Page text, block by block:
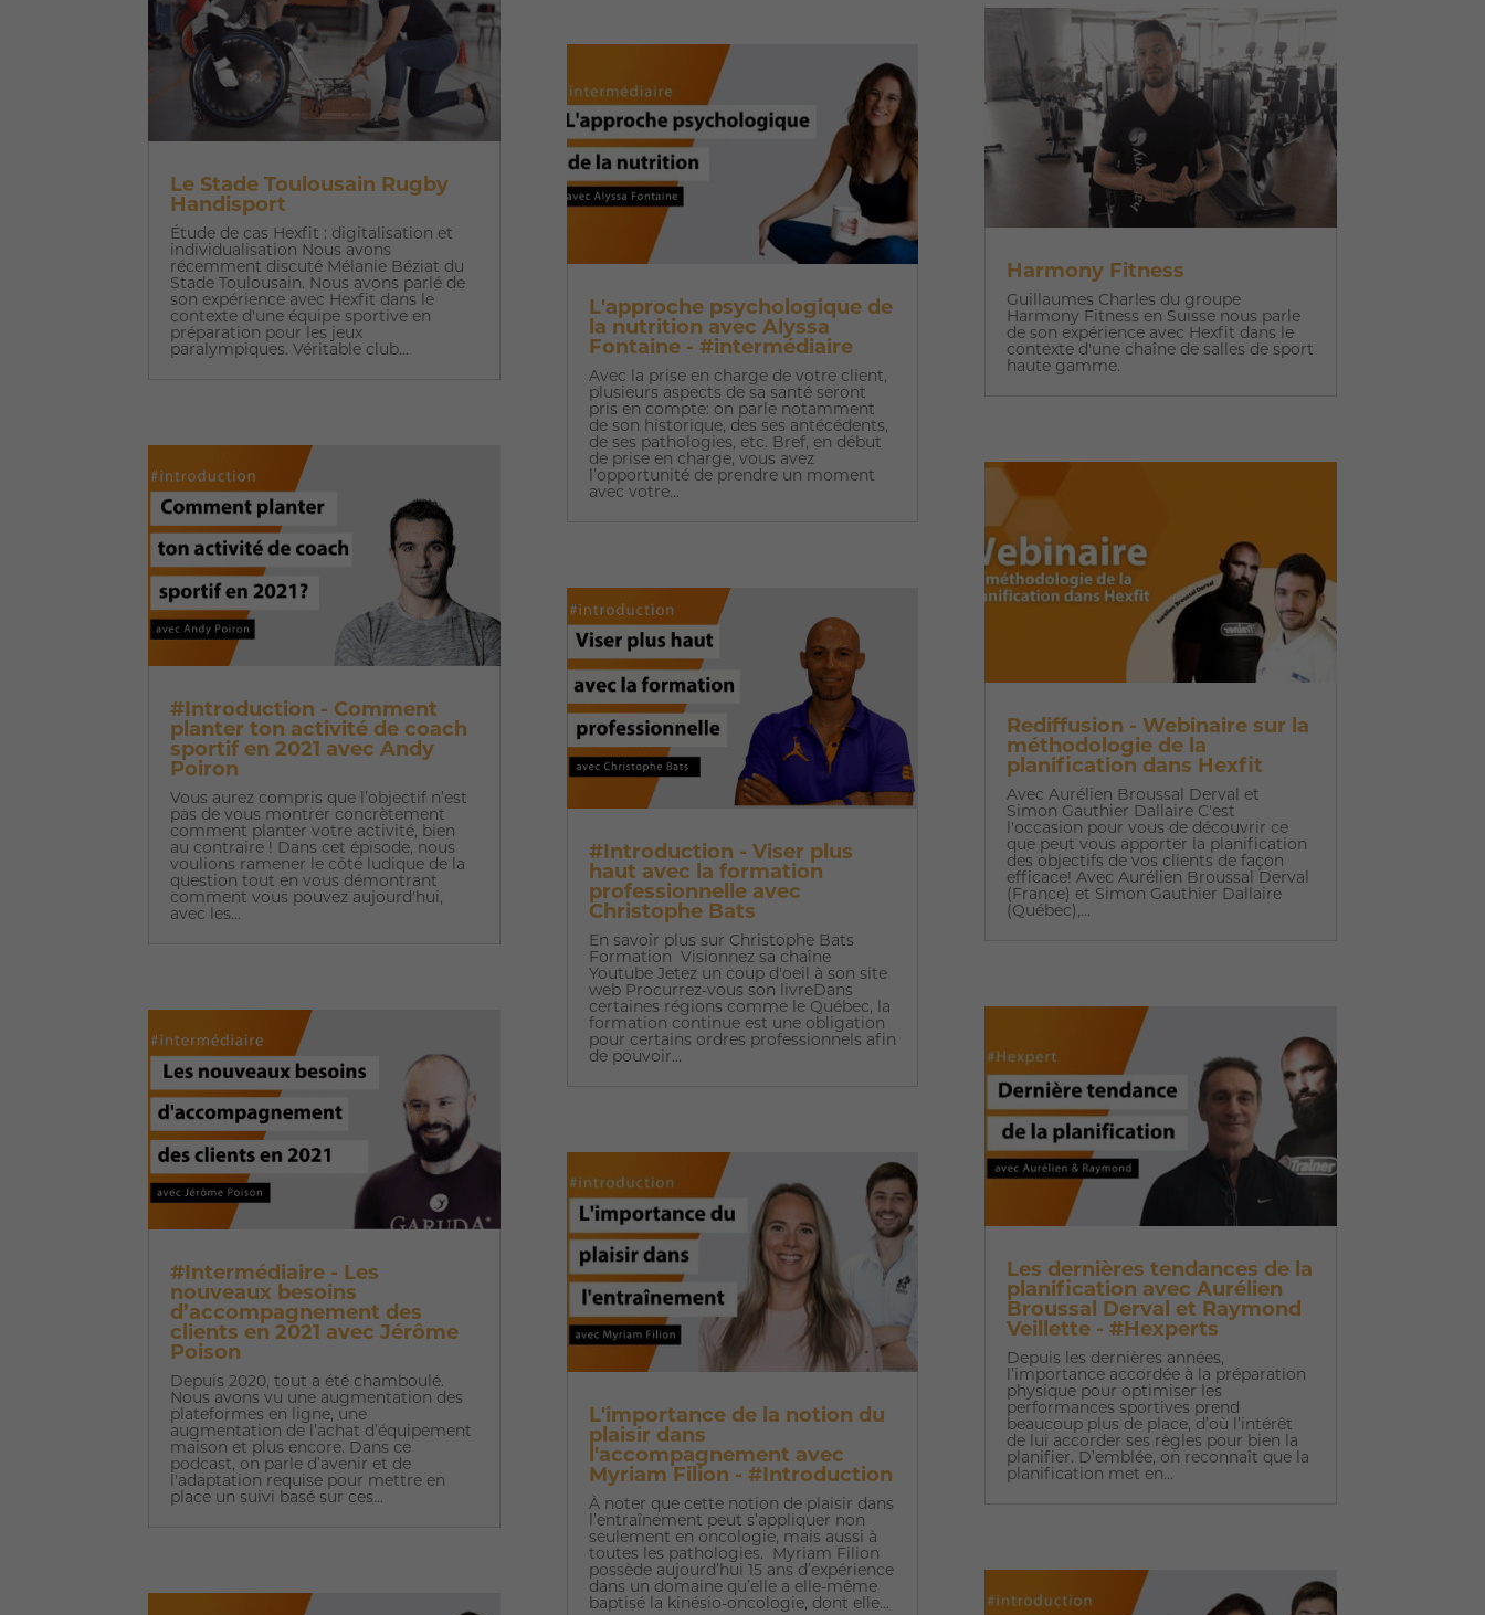
Le Stade Toulousain Rugby
Handisport
Étude de cas Hexfit : digitalisation et
individualisation Nous avons
récemment discuté Mélanie Béziat du
Stade Toulousain. Nous avons parlé de
son expérience avec Hexfit dans le
contexte d'une équipe sportive en
préparation pour les jeux
paralympiques. Véritable club...
#Introduction - Comment
planter ton activité de coach
sportif en 2021 avec Andy
Poiron
Vous aurez compris que l’objectif n’est
pas de vous montrer concrètement
comment planter votre activité, bien
au contraire ! Dans cet épisode, nous
voulions ramener le côté ludique de la
question tout en vous démontrant
comment vous pouvez aujourd'hui,
avec les...
#Intermédiaire - Les
nouveaux besoins
d’accompagnement des
clients en 2021 avec Jérôme
Poison
Depuis 2020, tout a été chamboulé.
Nous avons vu une augmentation des
plateformes en ligne, une
augmentation de l’achat d’équipement
maison et plus encore. Dans ce
podcast, on parle d’avenir et de
l'adaptation requise pour mettre en
place un suivi basé sur ces...
L'approche psychologique de
la nutrition avec Alyssa
Fontaine - #intermédiaire
Avec la prise en charge de votre client,
plusieurs aspects de sa santé seront
pris en compte: on parle notamment
de son historique, des ses antécédents,
de ses pathologies, etc. Bref, en début
de prise en charge, vous avez
l’opportunité de prendre un moment
avec votre...
#Introduction - Viser plus
haut avec la formation
professionnelle avec
Christophe Bats
En savoir plus sur Christophe Bats
Formation Visionnez sa chaîne
Youtube Jetez un coup d'oeil à son site
web Procurrez-vous son livreDans
certaines régions comme le Québec, la
formation continue est une obligation
pour certains ordres professionnels afin
de pouvoir...
L'importance de la notion du
plaisir dans
l'accompagnement avec
Myriam Filion - #Introduction
À noter que cette notion de plaisir dans
l’entraînement peut s’appliquer non
seulement en oncologie, mais aussi à
toutes les pathologies. Myriam Filion
possède aujourd’hui 15 ans d’expérience
dans un domaine qu’elle a elle-même
baptisé la kinésio-oncologie, dont elle...
Harmony Fitness
Guillaumes Charles du groupe
Harmony Fitness en Suisse nous parle
de son expérience avec Hexfit dans le
contexte d'une chaîne de salles de sport
haute gamme.
Rediffusion - Webinaire sur la
méthodologie de la
planification dans Hexfit
Avec Aurélien Broussal Derval et
Simon Gauthier Dallaire C'est
l'occasion pour vous de découvrir ce
que peut vous apporter la planification
des objectifs de vos clients de façon
efficace! Avec Aurélien Broussal Derval
(France) et Simon Gauthier Dallaire
(Québec),...
Les dernières tendances de la
planification avec Aurélien
Broussal Derval et Raymond
Veillette - #Hexperts
Depuis les dernières années,
l’importance accordée à la préparation
physique pour optimiser les
performances sportives prend
beaucoup plus de place, d’où l’intérêt
de lui accorder ses règles pour bien la
planifier. D’emblée, on reconnaît que la
planification met en...